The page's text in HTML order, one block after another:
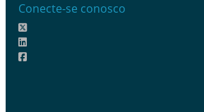
Conecte-se conosco